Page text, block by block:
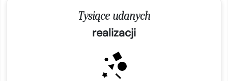
Tysiące udanych
realizacji